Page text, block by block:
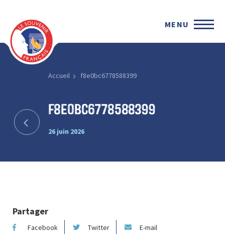
MENU
Accueil f8e0bc6778588399
f8e0bc6778588399
26 juin 2026
Partager
Facebook Twitter E-mail